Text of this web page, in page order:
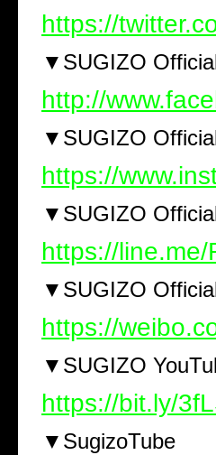
https://
▼SUGIZO
http://
▼SUGIZO
https://
▼SUGIZO
https://
▼SUGIZO
https://
▼SUGIZO
https://bit.ly/
▼SugizoTube